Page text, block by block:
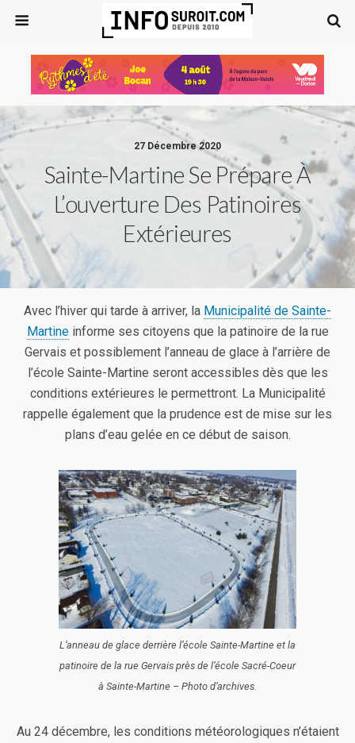
27 Décembre 2020
Sainte-Martine Se Prépare À
L’ouverture Des Patinoires
Extérieures
Avec l’hiver qui tarde à arriver, la Municipalité de Sainte-
Martineinforme ses citoyens que la patinoire de la rue
Gervais et possiblement l’anneau de glace à l’arrière de
l’école Sainte-Martine seront accessibles dès que les
conditions extérieures le permettront. La Municipalité
rappelle également que la prudence est de mise sur les
plans d’eau gelée en ce début de saison.
L’anneau de glace derrière l’école Sainte-Martine et la
patinoire de la rue Gervais près de l’école Sacré-Coeur
à Sainte-Martine – Photo d’archives.
Au 24 décembre, les conditions météorologiques n’étaient